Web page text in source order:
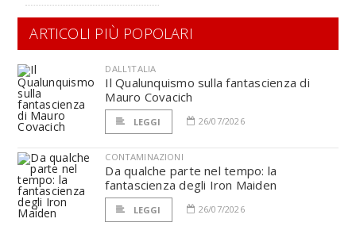
ARTICOLI PIÙ POPOLARI
DALL'ITALIA
Il Qualunquismo sulla fantascienza di
Mauro Covacich
LEGGI 26/07/2026
CONTAMINAZIONI
Da qualche parte nel tempo: la
fantascienza degli Iron Maiden
LEGGI 26/07/2026